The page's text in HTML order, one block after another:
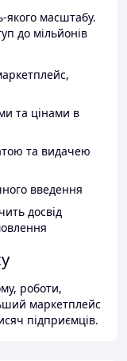
якого масштабу.
до мільйонів
та цінами в
та видачею
введення
досвід
роботи,
маркетплейс
підприємців.